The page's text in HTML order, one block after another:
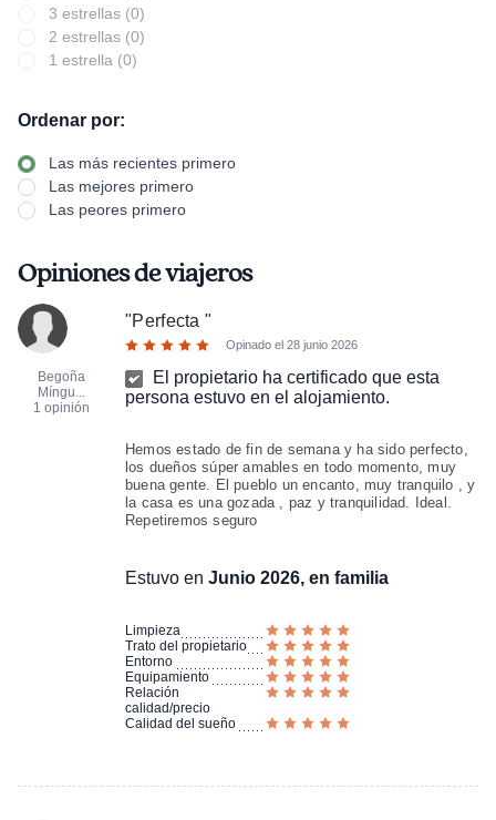
3 estrellas (0)
2 estrellas (0)
1 estrella (0)
Ordenar por:
Las más recientes primero
Las mejores primero
Las peores primero
Opiniones de viajeros
Begoña
Míngu...
1 opinión
"Perfecta"
Opinado el28 junio 2026
El propietario ha certificado que esta
persona estuvo en el alojamiento.
Hemos estado de fin de semana y ha sido perfecto,
los dueños súper amables en todo momento, muy
buena gente. El pueblo un encanto, muy tranquilo , y
la casa es una gozada , paz y tranquilidad. Ideal.
Repetiremos seguro
Estuvo enJunio 2026, en familia
Limpieza
Trato del propietario
Entorno
Equipamiento
Relación
calidad/precio
Calidad del sueño